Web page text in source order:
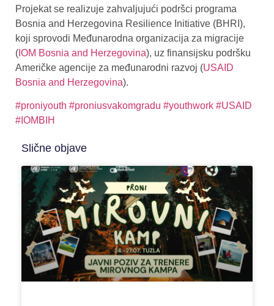
Projekat se realizuje zahvaljujući podršci programa
Bosnia and Herzegovina Resilience Initiative (BHRI),
koji sprovodi Međunarodna organizacija za migracije
( IOM Bosnia and Herzegovina), uz finansijsku podršku
Američke agencije za međunarodni razvoj (USAID
Bosnia and Herzegovina).
#proniyouth #proniusvakomgradu #youthwork #USAID
#IOMBIH
Slične objave